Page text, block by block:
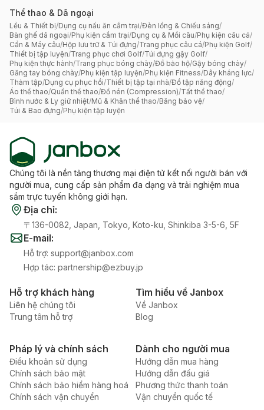
Thể thao & Dã ngoại
Lều & Thiết bị/Dụng cụ nấu ăn cắm trại/Đèn lồng & Chiếu sáng/
Bàn ghế dã ngoại/Phụ kiện cắm trại/Dụng cụ & Mồi câu/Phụ kiện câu cá/
Cần & Máy câu/Hộp lưu trữ & Túi đựng/Trang phục câu cá/Phụ kiện Golf/
Thiết bị tập luyện/Trang phục chơi Golf/Túi đựng gậy Golf/
Phụ kiện thực hành/Trang phục bóng chày/Đồ bảo hộ/Gậy bóng chày/
Găng tay bóng chày/Phụ kiện tập luyện/Phụ kiện Fitness/Dây kháng lực/
Thảm tập/Dụng cụ phục hồi/Thiết bị tập tại nhà/Đồ tập năng động/
Áo thể thao/Quần thể thao/Đồ nén (Compression)/Tất thể thao/
Bình nước & Ly giữ nhiệt/Mũ & Khăn thể thao/Băng bảo vệ/
Túi & Bao đựng/Phụ kiện tập luyện
Chúng tôi là nền tảng thương mại điện tử kết nối người bán với
người mua, cung cấp sản phẩm đa dạng và trải nghiệm mua
sắm trực tuyến không giới hạn.
Địa chỉ:
〒136-0082, Japan, Tokyo, Koto-ku, Shinkiba 3-5-6, 5F
E-mail:
Hỗ trợ: support@janbox.com
Hợp tác: partnership@ezbuy.jp
Hỗ trợ khách hàng
Liên hệ chúng tôi
Trung tâm hỗ trợ
Tìm hiểu về Janbox
Về Janbox
Blog
Pháp lý và chính sách
Điều khoản sử dụng
Chính sách bảo mật
Chính sách bảo hiểm hàng hoá
Chính sách vận chuyển
Dành cho người mua
Hướng dẫn mua hàng
Hướng dẫn đấu giá
Phương thức thanh toán
Vận chuyển quốc tế